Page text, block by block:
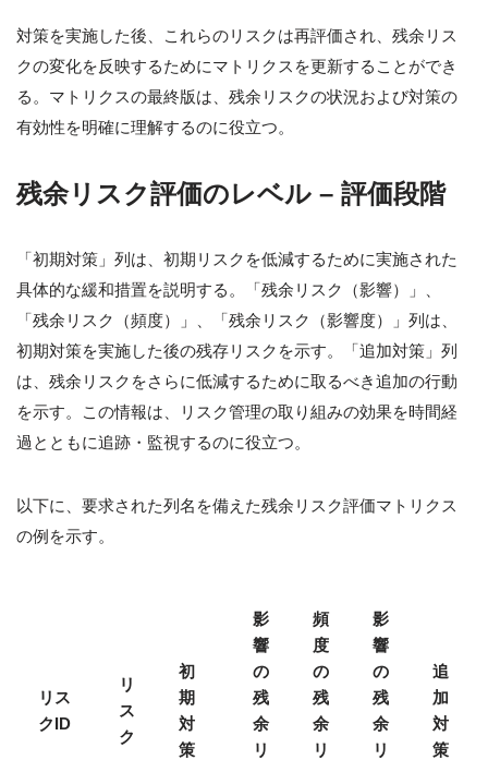
対策を実施した後、これらのリスクは再評価され、残余リス
クの変化を反映するためにマトリクスを更新することができ
る。マトリクスの最終版は、残余リスクの状況および対策の
有効性を明確に理解するのに役立つ。
残余リスク評価のレベル – 評価段階
「初期対策」列は、初期リスクを低減するために実施された
具体的な緩和措置を説明する。「残余リスク（影響）」、
「残余リスク（頻度）」、「残余リスク（影響度）」列は、
初期対策を実施した後の残存リスクを示す。「追加対策」列
は、残余リスクをさらに低減するために取るべき追加の行動
を示す。この情報は、リスク管理の取り組みの効果を時間経
過とともに追跡・監視するのに役立つ。
以下に、要求された列名を備えた残余リスク評価マトリクス
の例を示す。
リス
クID
リ
ス
ク
初
期
対
策
影
響
の
残
余
リ
頻
度
の
残
余
リ
影
響
の
残
余
リ
追
加
対
策